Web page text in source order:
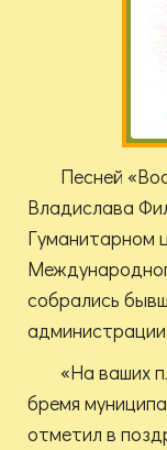
Песней
Владислава
Гуманитарном
собрались
«На ваших
бремя
отметил в